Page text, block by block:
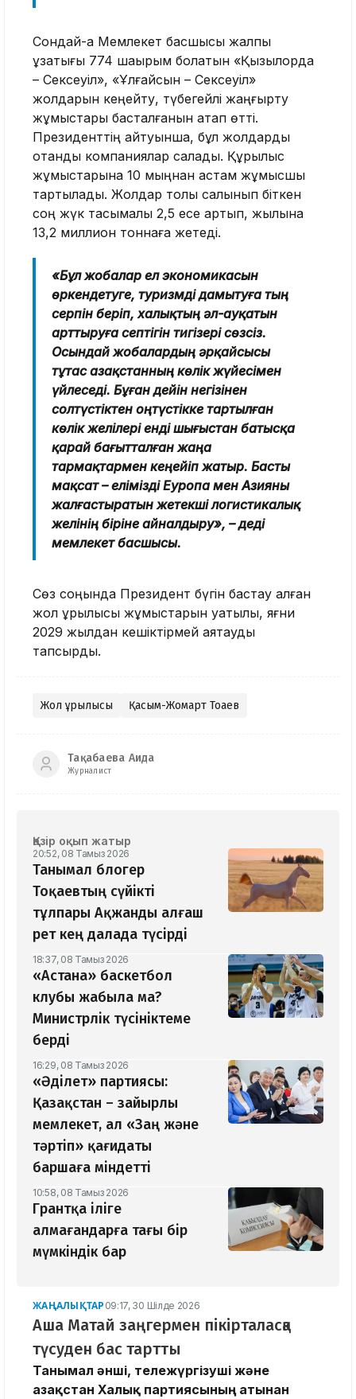
Сондай-ақ Мемлекет басшысы жалпы
ұзақтығы 774 шақырым болатын «Қызылорда
– Сексеуіл», «Ұлғайсын – Сексеуіл»
жолдарын кеңейту, түбегейлі жаңғырту
жұмыстары басталғанын атап өтті.
Президенттің айтуынша, бұл жолдарды
отандық компаниялар салады. Құрылыс
жұмыстарына 10 мыңнан астам жұмысшы
тартылады. Жолдар толық салынып біткен
соң жүк тасымалы 2,5 есе артып, жылына
13,2 миллион тоннаға жетеді.
«Бұл жобалар ел экономикасын
өркендетуге, туризмді дамытуға тың
серпін беріп, халықтың әл-ауқатын
арттыруға септігін тигізері сөзсіз.
Осындай жобалардың әрқайсысы
тұтас Қазақстанның көлік жүйесімен
үйлеседі. Бұған дейін негізінен
солтүстіктен оңтүстікке тартылған
көлік желілері енді шығыстан батысқа
қарай бағытталған жаңа
тармақтармен кеңейіп жатыр. Басты
мақсат – елімізді Еуропа мен Азияны
жалғастыратын жетекші логистикалық
желінің біріне айналдыру», – деді
мемлекет басшысы.
Сөз соңында Президент бүгін бастау алған
жол құрылысы жұмыстарын уақтылы, яғни
2029 жылдан кешіктірмей аяқтауды
тапсырды.
Жол құрылысы Қасым-Жомарт Тоқаев
Тақабаева Аида
Журналист
Қазір оқып жатыр
20:52, 08 Тамыз 2026
Танымал блогер
Тоқаевтың сүйікті
тұлпары Ақжанды алғаш
рет кең далада түсірді
18:37, 08 Тамыз 2026
«Астана» баскетбол
клубы жабыла ма?
Министрлік түсініктеме
берді
16:29, 08 Тамыз 2026
«Әділет» партиясы:
Қазақстан – зайырлы
мемлекет, ал «Заң және
тәртіп» қағидаты
баршаға міндетті
10:58, 08 Тамыз 2026
Грантқа іліге
алмағандарға тағы бір
мүмкіндік бар
ЖАҢАЛЫҚТАР 09:17, 30 Шілде 2026
Аша Матай заңгермен пікірталасқа
түсуден бас тартты
Танымал әнші, тележүргізуші және
Қазақстан Халық партиясының атынан